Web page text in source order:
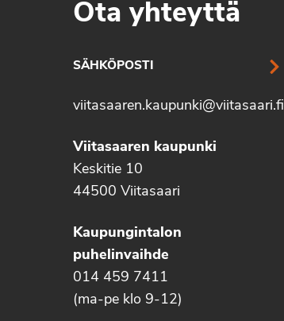
Ota yhteyttä
SÄHKÖPOSTI
viitasaaren.kaupunki@viitasaari.fi
Viitasaaren kaupunki
Keskitie 10
44500 Viitasaari
Kaupungintalon
puhelinvaihde
014 459 7411
(ma-pe klo 9-12)